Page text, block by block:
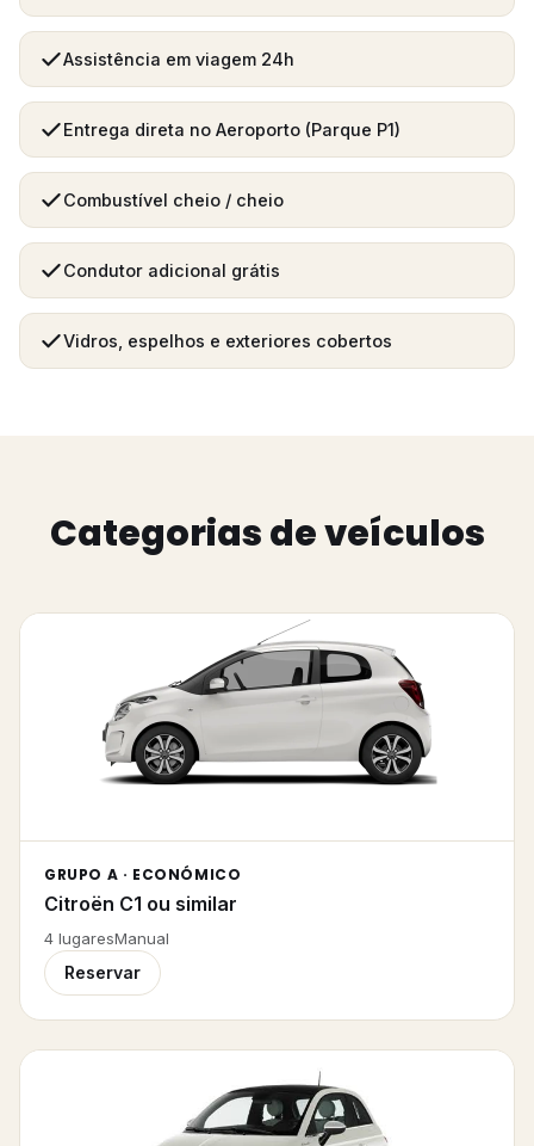
Assistência em viagem 24h
Entrega direta no Aeroporto (Parque P1)
Combustível cheio / cheio
Condutor adicional grátis
Vidros, espelhos e exteriores cobertos
Categorias de veículos
GRUPO A · ECONÓMICO
Citroën C1 ou similar
4 lugaresManual
Reservar